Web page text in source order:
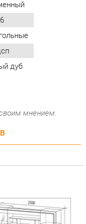
мнением.
Витра
7.10